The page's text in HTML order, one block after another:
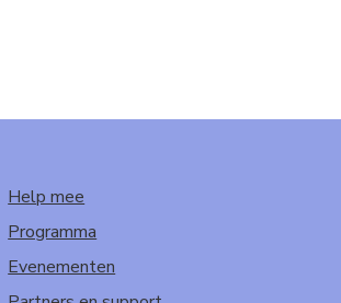
Help mee
Programma
Evenementen